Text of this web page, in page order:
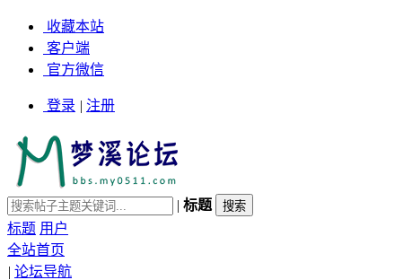
收藏本站
客户端
官方微信
登录 | 注册
| 标题
标题 用户
全站首页
| 论坛导航